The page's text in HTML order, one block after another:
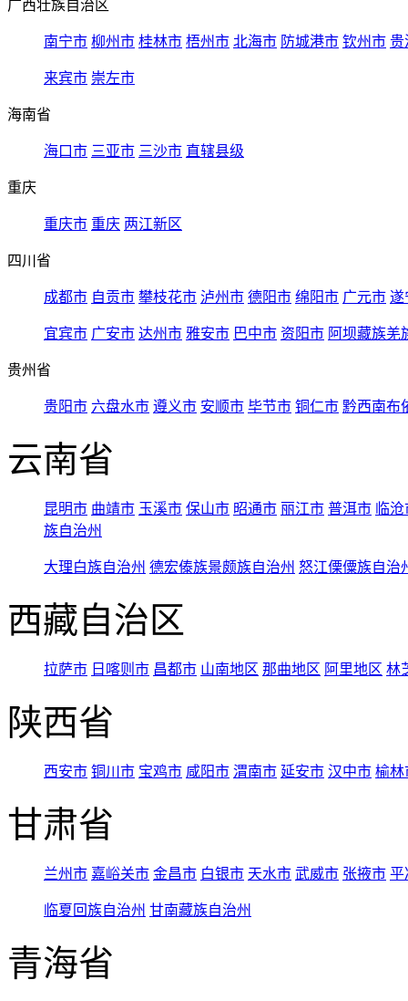
广西壮族自治区
南宁市 柳州市 桂林市 梧州市 北海市 防城港市 钦州市 贵
来宾市 崇左市
海南省
海口市 三亚市 三沙市 直辖县级
重庆
重庆市 重庆 两江新区
四川省
成都市 自贡市 攀枝花市 泸州市 德阳市 绵阳市 广元市 遂
宜宾市 广安市 达州市 雅安市 巴中市 资阳市 阿坝藏族羌
贵州省
贵阳市 六盘水市 遵义市 安顺市 毕节市 铜仁市 黔西南布
云南省
昆明市 曲靖市 玉溪市 保山市 昭通市 丽江市 普洱市 临
族自治州
大理白族自治州 德宏傣族景颇族自治州 怒江傈僳族自治
西藏自治区
拉萨市 日喀则市 昌都市 山南地区 那曲地区 阿里地区 林
陕西省
西安市 铜川市 宝鸡市 咸阳市 渭南市 延安市 汉中市 榆林
甘肃省
兰州市 嘉峪关市 金昌市 白银市 天水市 武威市 张掖市 平
临夏回族自治州 甘南藏族自治州
青海省